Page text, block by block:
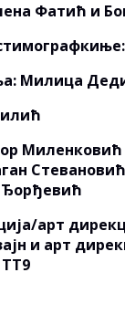
Фатић и
Милица
Миленковић
арт
и арт